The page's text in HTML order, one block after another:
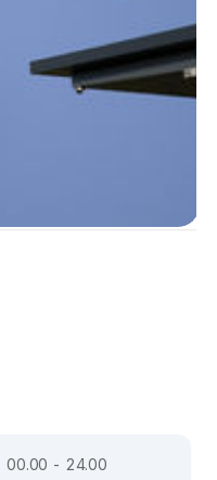
00.00 - 24.00